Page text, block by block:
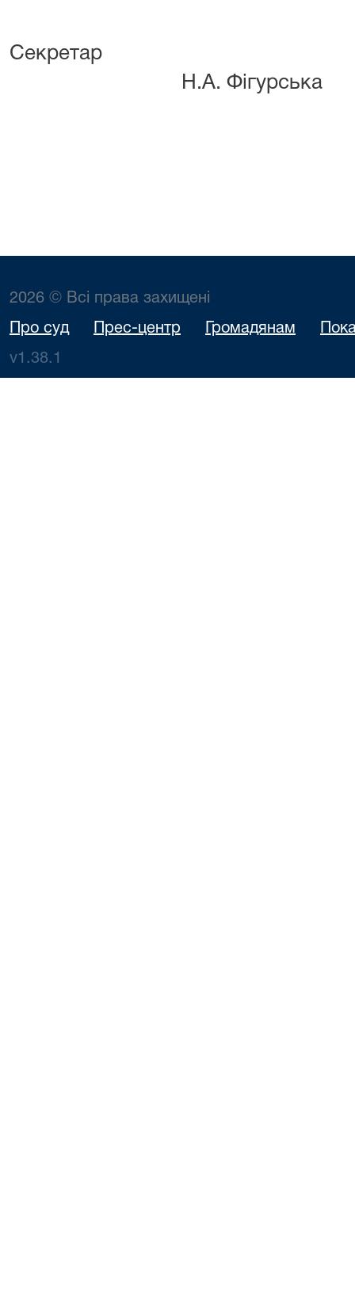
Н.А. Фігурська
2026 © Всі права захищені
Про суд Прес-центр Громадянам
v1.38.1